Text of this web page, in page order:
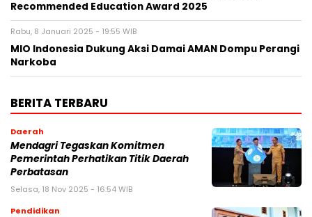
Recommended Education Award 2025
Rabu, 8 Januari 2025 - 19:55 WIB
MIO Indonesia Dukung Aksi Damai AMAN Dompu Perangi
Narkoba
BERITA TERBARU
Daerah
Mendagri Tegaskan Komitmen
Pemerintah Perhatikan Titik Daerah
Perbatasan
Selasa, 18 Nov 2025 - 16:54 WIB
Pendidikan